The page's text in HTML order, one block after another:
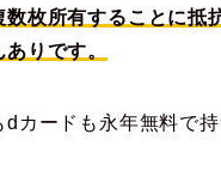
枚所有することに抵
りです。
カードも永年無料で